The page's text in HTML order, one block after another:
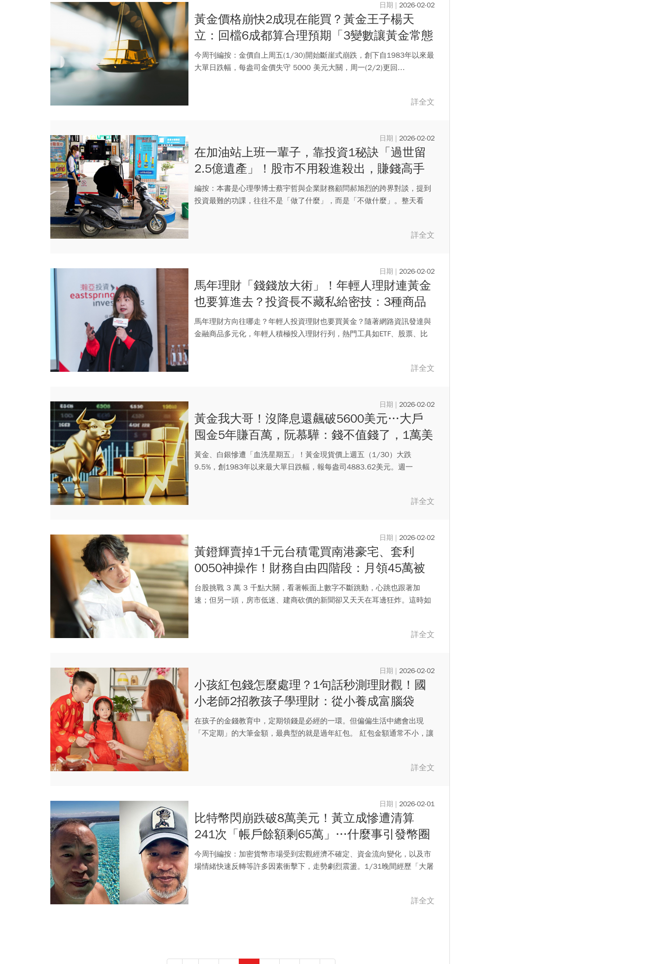
2026-02-02
黃金價格崩快2成現在能買？黃金王子楊天
立：回檔6成都算合理預期「3變數讓黃金常態
劇烈波動」
今周刊編按：金價自上周五(1/30)開始斷崖式崩跌，創下自1983年以來最
大單日跌幅，每盎司金價失守 5000 美元大關，周一(2/2)更回...
詳全文
2026-02-02
在加油站上班一輩子，靠投資1秘訣「過世留
2.5億遺產」！股市不用殺進殺出，賺錢高手
都在偷偷做這件事
編按：本書是心理學博士蔡宇哲與企業財務顧問郝旭烈的跨界對談，提到
投資最難的功課，往往不是「做了什麼」，而是「不做什麼」。整天看
詳全文
2026-02-02
馬年理財「錢錢放大術」！年輕人理財連黃金
也要算進去？投資長不藏私給密技：3種商品
必要
馬年理財方向往哪走？年輕人投資理財也要買黃金？隨著網路資訊發達與
金融商品多元化，年輕人積極投入理財行列，熱門工具如ETF、股票、比
詳全文
2026-02-02
黃金我大哥！沒降息還飆破5600美元…大戶
囤金5年賺百萬，阮慕驊：錢不值錢了，1萬美
元金價有可能？
黃金、白銀慘遭「血洗星期五」！黃金現貨價上週五（1/30）大跌
9.5%，創1983年以來最大單日跌幅，報每盎司4883.62美元。週一
詳全文
2026-02-02
黃鐙輝賣掉1千元台積電買南港豪宅、套利
0050神操作！財務自由四階段：月領45萬被
動收入+資產年增230萬
台股挑戰 3 萬 3 千點大關，看著帳面上數字不斷跳動，心跳也跟著加
速；但另一頭，房市低迷、建商砍價的新聞卻又天天在耳邊狂炸。這時如
詳全文
2026-02-02
小孩紅包錢怎麼處理？1句話秒測理財觀！國
小老師2招教孩子學理財：從小養成富腦袋
「壓歲錢越滾越大包」
在孩子的金錢教育中，定期領錢是必經的一環。但偏偏生活中總會出現
「不定期」的大筆金額，最典型的就是過年紅包。 紅包金額通常不小，讓
詳全文
2026-02-01
比特幣閃崩跌破8萬美元！黃立成慘遭清算
241次「帳戶餘額剩65萬」…什麼事引發幣圈
恐慌？
今周刊編按：加密貨幣市場受到宏觀經濟不確定、資金流向變化，以及市
場情緒快速反轉等許多因素衝擊下，走勢劇烈震盪。1/31晚間經歷「大屠
詳全文